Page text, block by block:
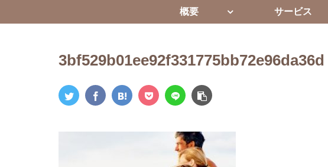
概要 サービス
3bf529b01ee92f331775bb72e96da36d